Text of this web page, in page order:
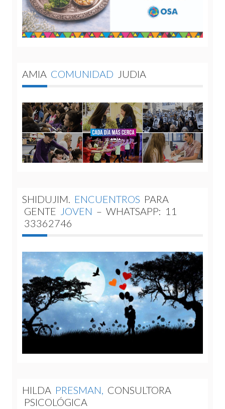
AMIA COMUNIDAD JUDIA
SHIDUJIM. ENCUENTROS PARA
GENTE JOVEN – WHATSAPP: 11
33362746
HILDA PRESMAN, CONSULTORA
PSICOLÓGICA